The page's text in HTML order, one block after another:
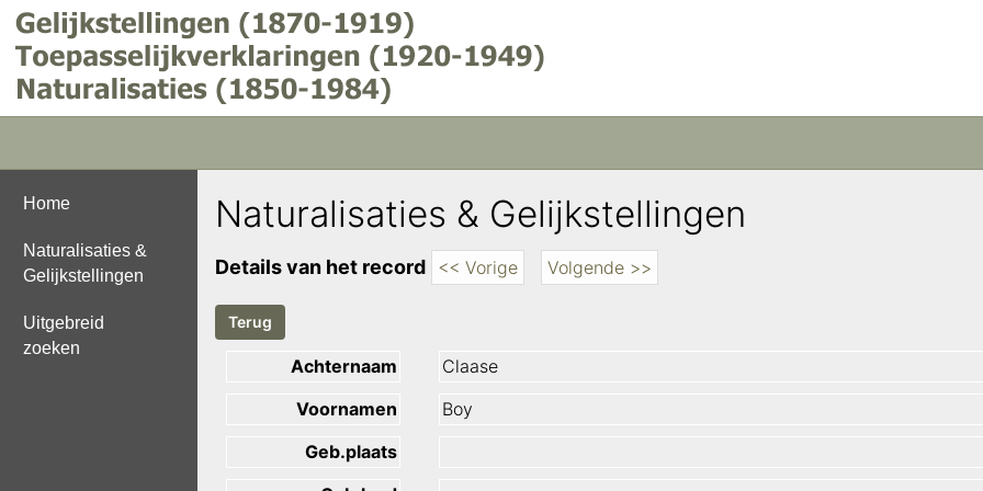
Home
Naturalisaties &
Gelijkstellingen
Uitgebreid
zoeken
Naturalisaties & Gelijkstellingen
Details van het record << Vorige Volgende >>
Achternaam
Claase
Voornamen
Boy
Geb.plaats